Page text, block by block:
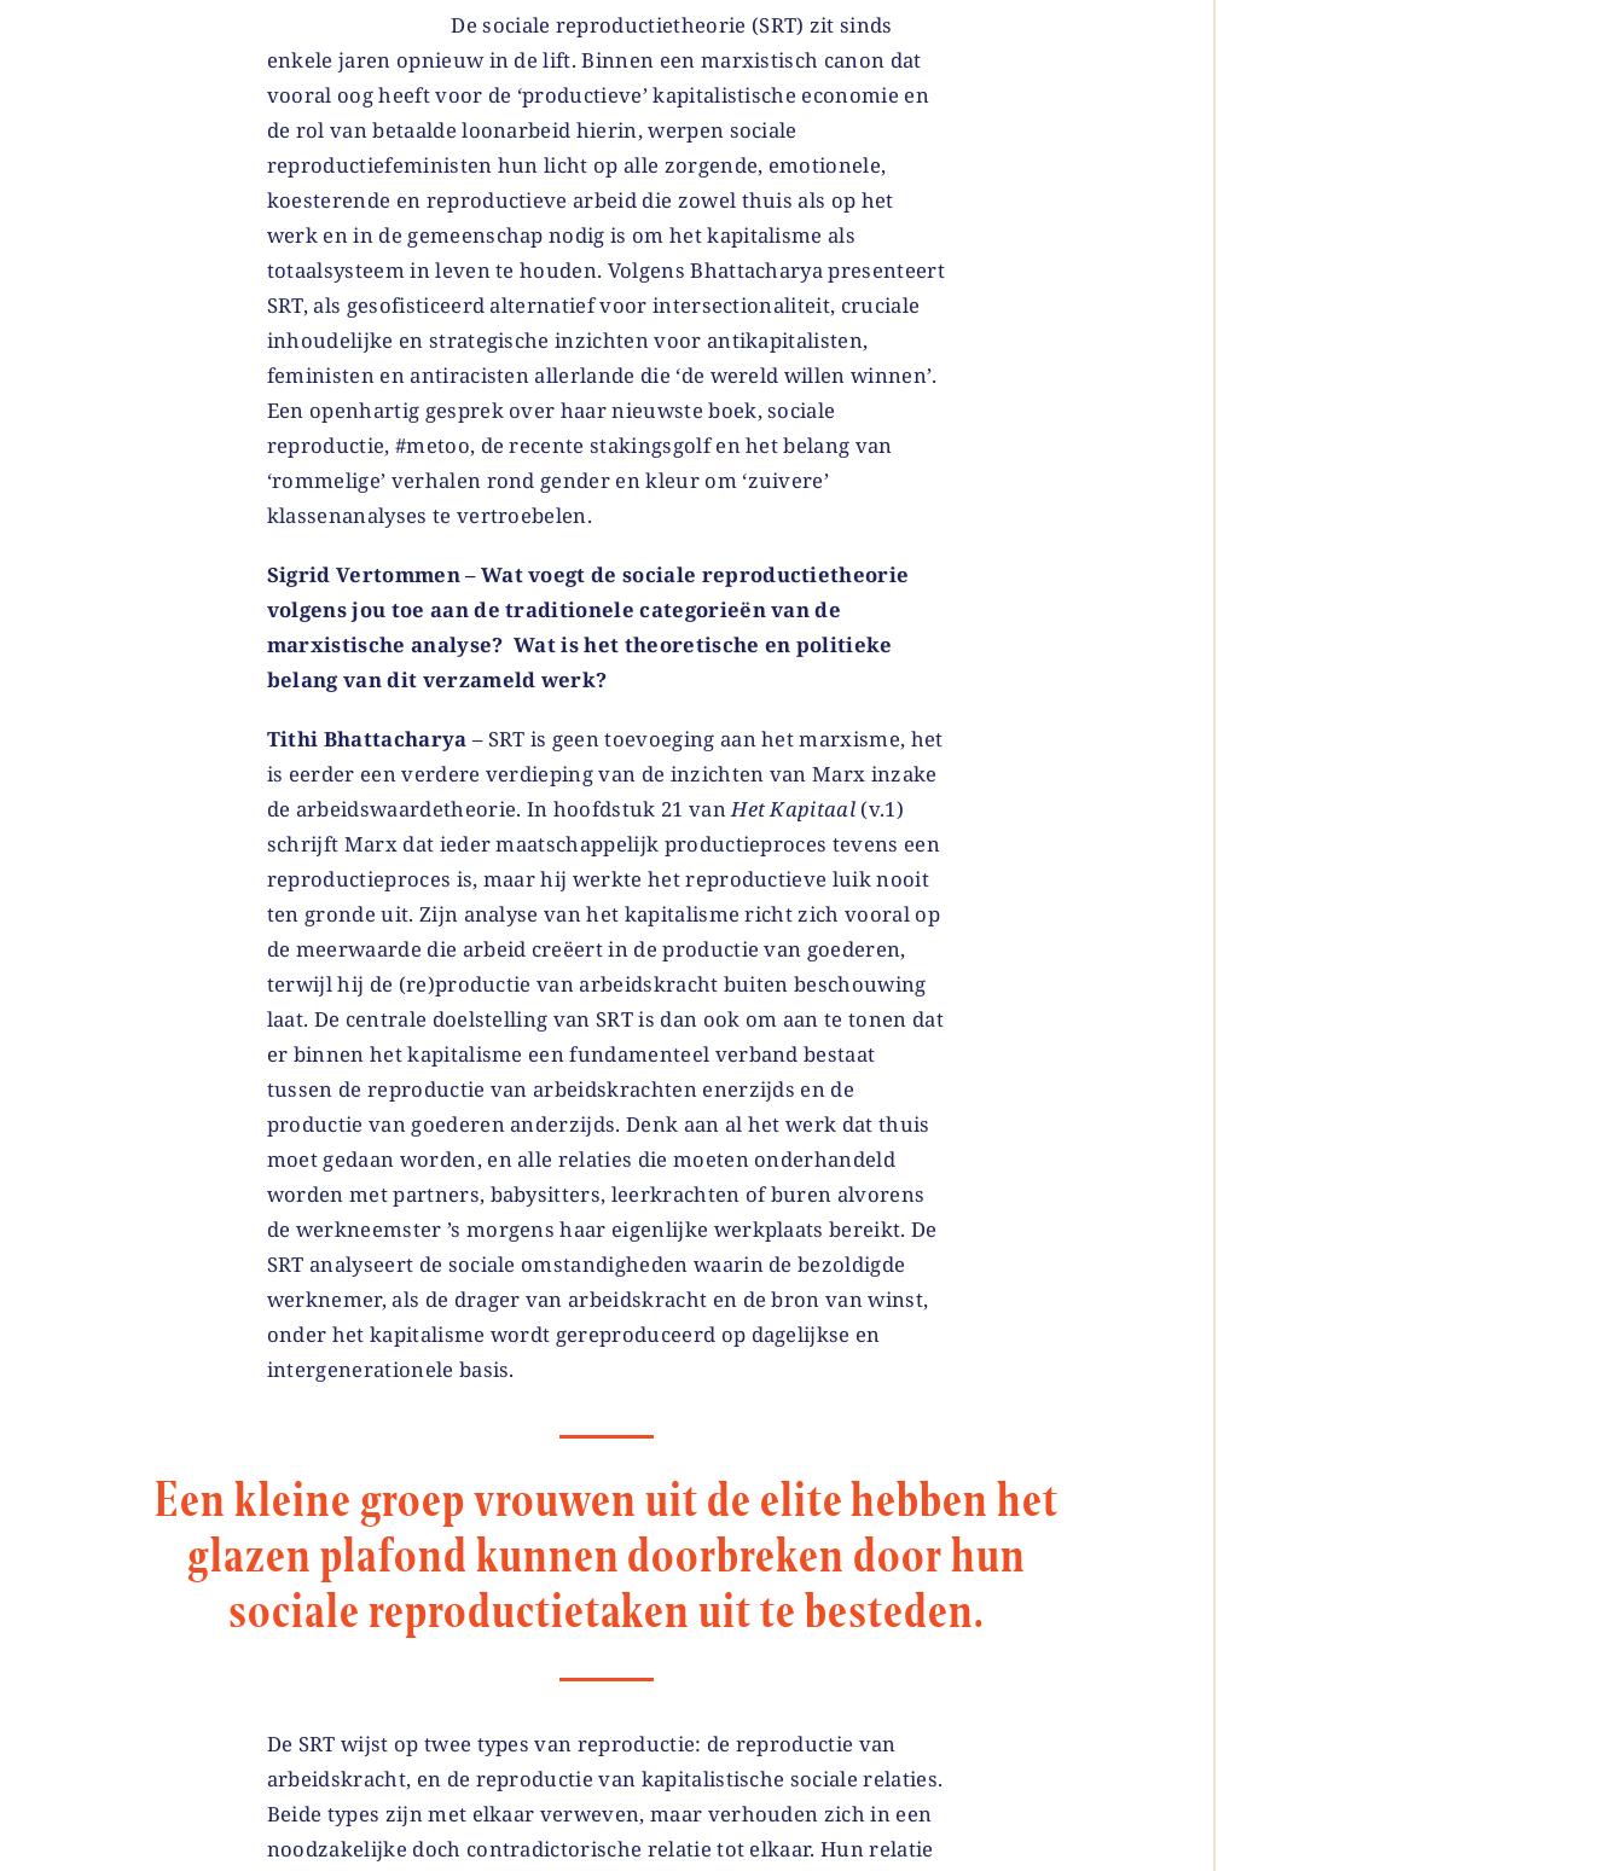
De sociale reproductietheorie (SRT) zit sinds
enkele jaren opnieuw in de lift. Binnen een marxistisch canon dat
vooral oog heeft voor de ‘productieve’ kapitalistische economie en
de rol van betaalde loonarbeid hierin, werpen sociale
reproductiefeministen hun licht op alle zorgende, emotionele,
koesterende en reproductieve arbeid die zowel thuis als op het
werk en in de gemeenschap nodig is om het kapitalisme als
totaalsysteem in leven te houden. Volgens Bhattacharya presenteert
SRT, als gesofisticeerd alternatief voor intersectionaliteit, cruciale
inhoudelijke en strategische inzichten voor antikapitalisten,
feministen en antiracisten allerlande die ‘de wereld willen winnen’.
Een openhartig gesprek over haar nieuwste boek, sociale
reproductie, #metoo, de recente stakingsgolf en het belang van
‘rommelige’ verhalen rond gender en kleur om ‘zuivere’
klassenanalyses te vertroebelen.
Sigrid Vertommen – Wat voegt de sociale reproductietheorie
volgens jou toe aan de traditionele categorieën van de
marxistische analyse? Wat is het theoretische en politieke
belang van dit verzameld werk?
Tithi Bhattacharya – SRT is geen toevoeging aan het marxisme, het
is eerder een verdere verdieping van de inzichten van Marx inzake
de arbeidswaardetheorie. In hoofdstuk 21 vanHet Kapitaal (v.1)
schrijft Marx dat ieder maatschappelijk productieproces tevens een
reproductieproces is, maar hij werkte het reproductieve luik nooit
ten gronde uit. Zijn analyse van het kapitalisme richt zich vooral op
de meerwaarde die arbeid creëert in de productie van goederen,
terwijl hij de (re)productie van arbeidskracht buiten beschouwing
laat. De centrale doelstelling van SRT is dan ook om aan te tonen dat
er binnen het kapitalisme een fundamenteel verband bestaat
tussen de reproductie van arbeidskrachten enerzijds en de
productie van goederen anderzijds. Denk aan al het werk dat thuis
moet gedaan worden, en alle relaties die moeten onderhandeld
worden met partners, babysitters, leerkrachten of buren alvorens
de werkneemster ’s morgens haar eigenlijke werkplaats bereikt. De
SRT analyseert de sociale omstandigheden waarin de bezoldigde
werknemer, als de drager van arbeidskracht en de bron van winst,
onder het kapitalisme wordt gereproduceerd op dagelijkse en
intergenerationele basis.
Een kleine groep vrouwen uit de elite hebben het
glazen plafond kunnen doorbreken door hun
sociale reproductietaken uit te besteden.
De SRT wijst op twee types van reproductie: de reproductie van
arbeidskracht, en de reproductie van kapitalistische sociale relaties.
Beide types zijn met elkaar verweven, maar verhouden zich in een
noodzakelijke doch contradictorische relatie tot elkaar. Hun relatie